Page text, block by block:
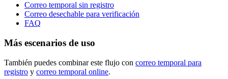
Correo temporal sin registro
Correo desechable para verificación
FAQ
Más escenarios de uso
También puedes combinar este flujo con correo temporal para
registro y correo temporal online.